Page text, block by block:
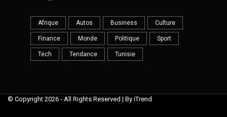
Afrique Autos Business Culture
Finance Monde Politique Sport
Tech Tendance Tunisie
© Copyright 2026 - All Rights Reserved | By iTrend